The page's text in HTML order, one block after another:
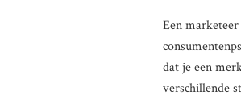
Een
dat je een
verschillende